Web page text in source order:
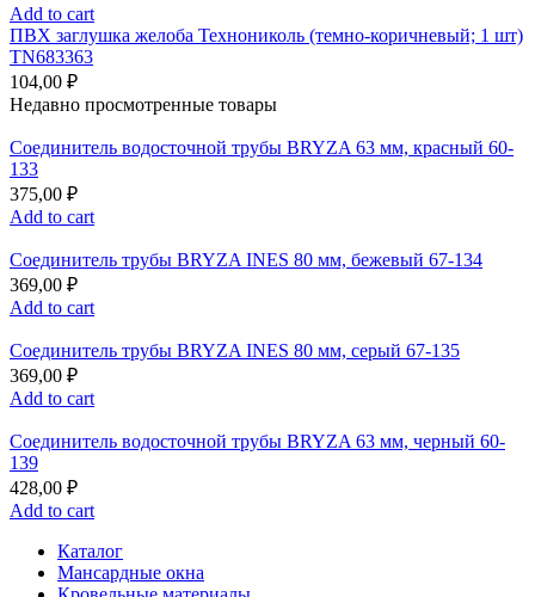
Add to cart
ПВХ заглушка желоба Технониколь (темно-коричневый; 1 шт)
TN683363
104,00 ₽
Недавно просмотренные товары
Соединитель водосточной трубы BRYZA 63 мм, краcный 60-
133
375,00 ₽
Add to cart
Соединитель трубы BRYZA INES 80 мм, бежевый 67-134
369,00 ₽
Add to cart
Соединитель трубы BRYZA INES 80 мм, серый 67-135
369,00 ₽
Add to cart
Соединитель водосточной трубы BRYZA 63 мм, черный 60-
139
428,00 ₽
Add to cart
Каталог
Мансардные окна